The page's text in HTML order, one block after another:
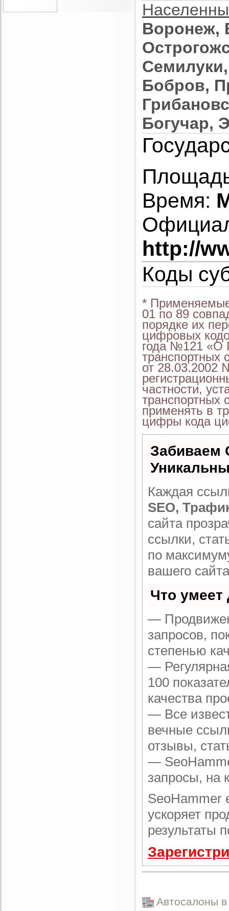
Воронеж,
Бобров,
Богучар,
Время:
http://
Коды
*
01 по 89
порядке их
цифровых
года №121 «О
от 28.03.2002
частности,
транспортных
применять в
цифры кода
Каждая
SEO,
сайта
ссылки,
по
вашего
Что умеет
—
запросов,
степенью
—
100
качества
— Все
вечные
отзывы,
—
запросы, на
SeoHammer
ускоряет
результаты
Автоcалоны